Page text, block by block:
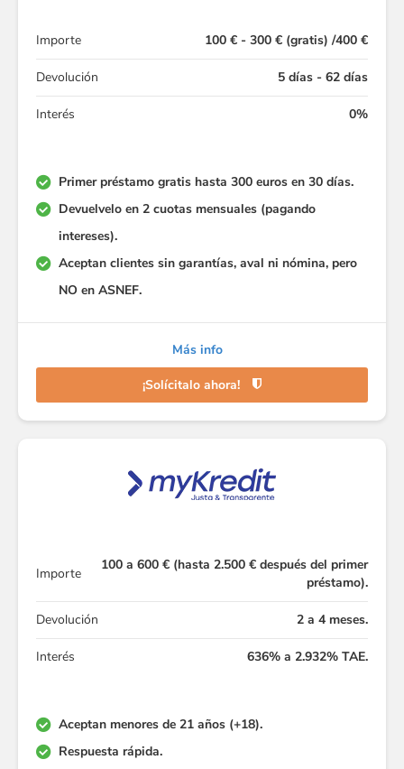
Importe 100 € - 300 € (gratis) /400 €
Devolución 5 días - 62 días
Interés 0%
Primer préstamo gratis hasta 300 euros en 30 días.
Devuelvelo en 2 cuotas mensuales (pagando
intereses).
Aceptan clientes sin garantías, aval ni nómina, pero
NO en ASNEF.
Más info
¡Solícitalo ahora!
Importe
100 a 600 € (hasta 2.500 € después del primer
préstamo).
Devolución 2 a 4 meses.
Interés 636% a 2.932% TAE.
Aceptan menores de 21 años (+18).
Respuesta rápida.